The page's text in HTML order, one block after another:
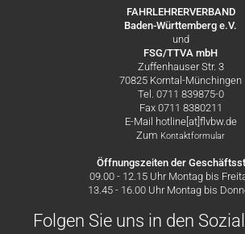
FAHRLEHRERVERBAND
Baden-Württemberg e.V.
und
FSG/TTVA mbH
Zuffenhauser Str. 3
70825 Korntal-Münchingen
Tel. 0711 839875-0
Fax 0711 8380211
E-Mail hotline[at]flvbw.de
Zum Kontaktformular
Öffnungszeiten der
09.00 - 12.15 Uhr Montag bis
13.45 - 16.00 Uhr Montag bis
Folgen Sie uns in den